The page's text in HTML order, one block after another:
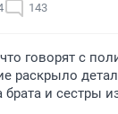
143
говорят с
раскрыло
брата и сестры